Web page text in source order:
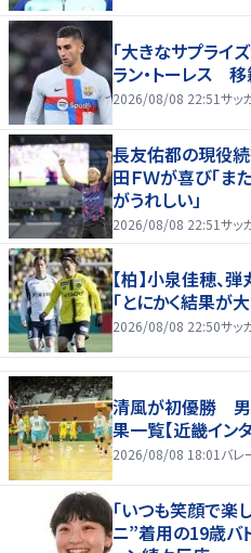
「大きなサプライ
ラン・トーレス
2026/08/08 22:51サッ
長友佑都の現役
田ＦＷが喜び「ま
がうれしい」
2026/08/08 22:51サッ
【柏】小泉佳穂、
「とにかく結果が大
2026/08/08 22:50サッ
清風が初優勝 男
果一覧【近畿イン
2026/08/08 18:01 バレ
「いつも笑顔で楽
ニ”着用の19歳バ